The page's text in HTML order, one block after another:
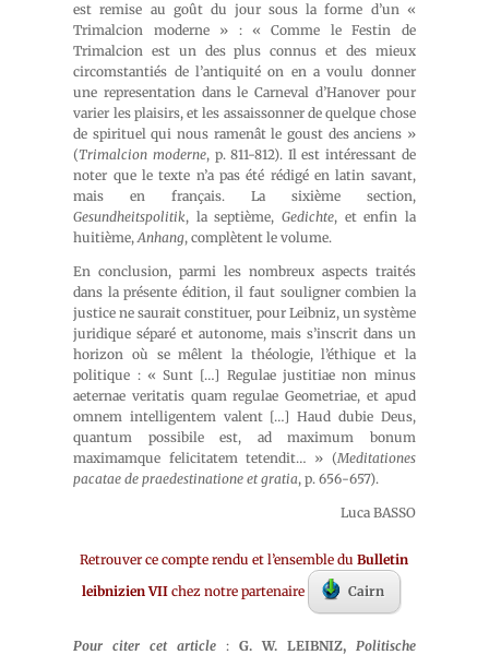
est remise au goût du jour sous la forme d’un «
Trimalcion moderne » : « Comme le Festin de
Trimalcion est un des plus connus et des mieux
circomstantiés de l’antiquité on en a voulu donner
une representation dans le Carneval d’Hanover pour
varier les plaisirs, et les assaissonner de quelque chose
de spirituel qui nous ramenât le goust des anciens »
(Trimalcion moderne, p. 811-812). Il est intéressant de
noter que le texte n’a pas été rédigé en latin savant,
mais en français. La sixième section,
Gesundheitspolitik, la septième, Gedichte, et enfin la
huitième,Anhang, complètent le volume.
En conclusion, parmi les nombreux aspects traités
dans la présente édition, il faut souligner combien la
justice ne saurait constituer, pour Leibniz, un système
juridique séparé et autonome, mais s’inscrit dans un
horizon où se mêlent la théologie, l’éthique et la
politique : « Sunt […] Regulae justitiae non minus
aeternae veritatis quam regulae Geometriae, et apud
omnem intelligentem valent […] Haud dubie Deus,
quantum possibile est, ad maximum bonum
maximamque felicitatem tetendit… » (Meditationes
pacatae de praedestinatione et gratia, p. 656-657).
Luca BASSO
Retrouver ce compte rendu et l’ensemble duBulletin
leibnizien VIIchez notre partenaire Cairn
Pour citer cet article : G. W. LEIBNIZ, Politische